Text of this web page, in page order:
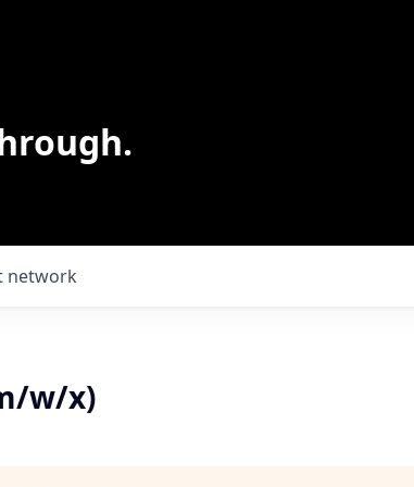
network
w/x)